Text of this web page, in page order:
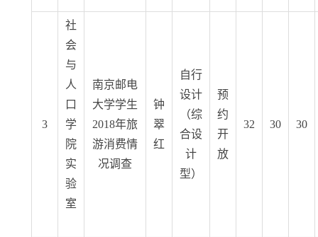
3
社
会
与
人
口
学
院
实
验
室
南京邮电
大学学生
2018年旅
游消费情
况调查
钟
翠
红
自行
设计
（综
合设
计
型）
预
约
开
放
32 30 30